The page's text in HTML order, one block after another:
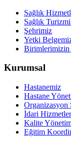
Sağlık
Sağlık
Şehrimiz
Yetki
Birimlerimizin
Kurumsal
Hastanemiz
Hastane
Organizasyon
İdari Hizmetler
Kalite
Eğitim